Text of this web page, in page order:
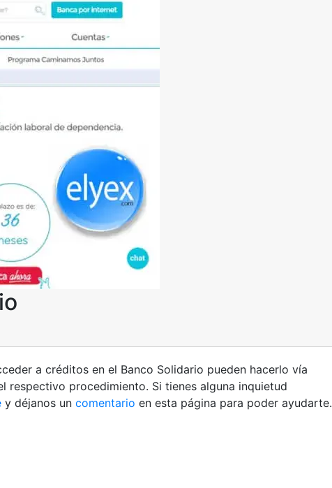
a créditos en el Banco Solidario pueden hacerlo vía
respectivo procedimiento. Si tienes alguna inquietud
y déjanos un comentario en esta página para poder ayudarte.